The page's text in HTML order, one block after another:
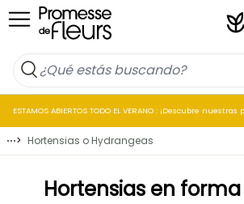
Ir al contenido
ESTAMOS ABIERTOS TODO EL VERANO : ¡Descubre
⋯> Hortensias o Hydrangeas
Hortensias en